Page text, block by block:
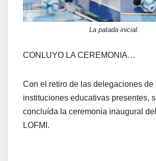
La patada inicial.
CONLUYO LA CEREMONIA…
Con el retiro de las delegaciones de
instituciones educativas presentes,
concluída la ceremonia inaugural
LOFMI.